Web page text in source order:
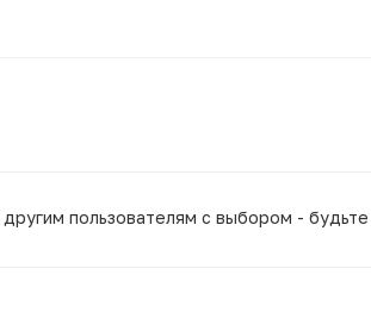
пользователям с выбором -